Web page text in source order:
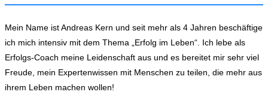
Mein Name ist Andreas Kern und seit mehr als 4 Jahren beschäftige
ich mich intensiv mit dem Thema „Erfolg im Leben“. Ich lebe als
Erfolgs-Coach meine Leidenschaft aus und es bereitet mir sehr viel
Freude, mein Expertenwissen mit Menschen zu teilen, die mehr aus
ihrem Leben machen wollen!